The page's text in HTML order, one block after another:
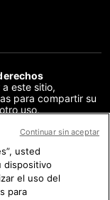
este sitio,
para compartir su
uso,
totalidad o en
estrictamente
verificación se
necesarios para
cuestión. La AFP
usted
dispositivo
el uso del
para
Continuar sin aceptar